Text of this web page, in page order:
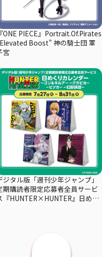
『ONE PIECE』Portrait.Of.Pirates
Boost” 神の騎士団 軍
宮
ジタル版「週刊少年ジャンプ」
期購読者限定応募者全員サービ
『HUNTER×HUNTER』日めく